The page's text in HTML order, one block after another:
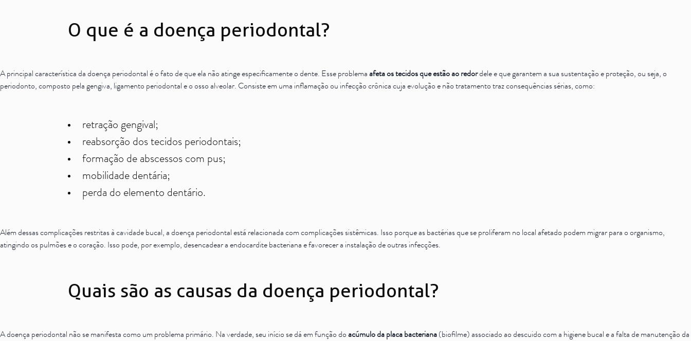
O que é a doença periodontal?
A principal característica da doença periodontal é o fato de que ela não atinge especificamente o dente. Esse problema afeta os tecidos que estão ao redordele e que garantem a sua sustentação e proteção, ou seja, o
periodonto, composto pela gengiva, ligamento periodontal e o osso alveolar. Consiste em uma inflamação ou infecção crônica cuja evolução e não tratamento traz consequências sérias, como:
retração gengival;
reabsorção dos tecidos periodontais;
formação de abscessos com pus;
mobilidade dentária;
perda do elemento dentário.
Além dessas complicações restritas à cavidade bucal, a doença periodontal está relacionada com complicações sistêmicas. Isso porque as bactérias que se proliferam no local afetado podem migrar para o organismo,
atingindo os pulmões e o coração. Isso pode, por exemplo, desencadear a endocardite bacteriana e favorecer a instalação de outras infecções.
Quais são as causas da doença periodontal?
A doença periodontal não se manifesta como um problema primário. Na verdade, seu início se dá em função do acúmulo da placa bacteriana (biofilme) associado ao descuido com a higiene bucal e a falta de manutenção da